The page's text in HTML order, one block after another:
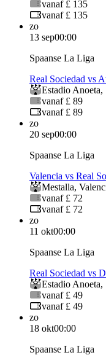
vanaf £ 135
vanaf £ 135
zo
13 sep00:00
Spaanse La Liga
Real Sociedad vs
Estadio Anoeta,
vanaf £ 89
vanaf £ 89
zo
20 sep00:00
Spaanse La Liga
Valencia vs Real
Mestalla,
vanaf £ 72
vanaf £ 72
zo
11 okt00:00
Spaanse La Liga
Real Sociedad vs
Estadio Anoeta,
vanaf £ 49
vanaf £ 49
zo
18 okt00:00
Spaanse La Liga